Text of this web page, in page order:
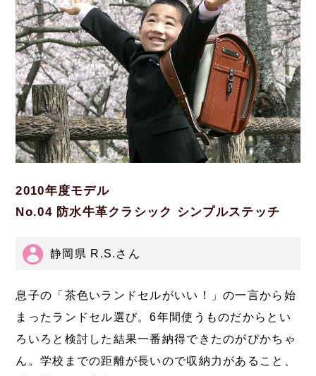
2010年度モデル
No.04 防水牛革クラシック シンプルステッチ
静岡県 R.S.さん
息子の「茶色いランドセルがいい！」の一言から始
まったランドセル選び。6年間使うものだからとい
ろいろと検討した結果一番納得できたのがぴかちゃ
ん。学校までの距離が長いので収納力があること、